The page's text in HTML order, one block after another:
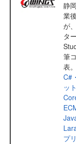
静
業
が
タ
筆
表
C#
ッ
プ